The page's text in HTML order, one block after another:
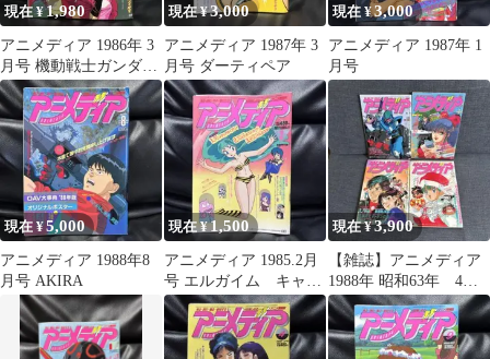
現在 ¥1,980
アニメディア 1986年 3
月号 機動戦士ガンダム
ZZ アリオン
現在 ¥3,000
アニメディア 1987年 3
月号 ダーティペア
現在 ¥3,000
アニメディア 1987年 1
月号
現在 ¥5,000
アニメディア 1988年8
月号 AKIRA
現在 ¥1,500
アニメディア 1985.2月
号 エルガイム キャプ
テン翼 北斗の拳 Z
ガンダム
現在 ¥3,900
【雑誌】アニメディア
1988年 昭和63年 4冊
セット